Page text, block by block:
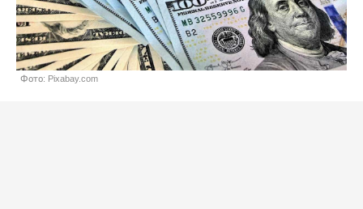
Фото: Pixabay.com